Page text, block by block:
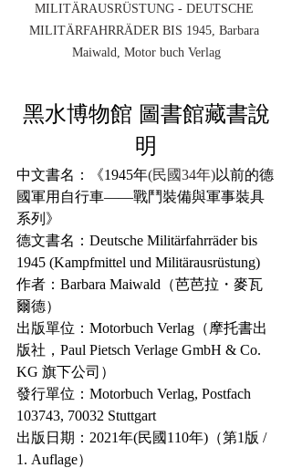
MILITÄRAUSRÜSTUNG - DEUTSCHE
MILITÄRFAHRRÄDER BIS 1945, Barbara
Maiwald, Motor buch Verlag
黑水博物館 圖書館藏書說
明
中文書名：《1945年(民國34年)以前的德
國軍用自行車——戰鬥裝備與軍事裝具
系列》
德文書名：Deutsche Militärfahrräder bis
1945 (Kampfmittel und Militärausrüstung)
作者：Barbara Maiwald（芭芭拉・麥瓦
爾德）
出版單位：Motorbuch Verlag（摩托書出
版社，Paul Pietsch Verlage GmbH & Co.
KG 旗下公司）
發行單位：Motorbuch Verlag, Postfach
103743, 70032 Stuttgart
出版日期：2021年(民國110年)（第1版 /
1. Auflage）